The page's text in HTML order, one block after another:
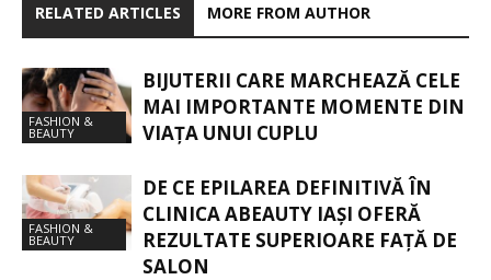
RELATED ARTICLES MORE FROM AUTHOR
FASHION &
BEAUTY
BIJUTERII CARE MARCHEAZĂ CELE
MAI IMPORTANTE MOMENTE DIN
VIAȚA UNUI CUPLU
FASHION &
BEAUTY
DE CE EPILAREA DEFINITIVĂ ÎN
CLINICA ABEAUTY IAȘI OFERĂ
REZULTATE SUPERIOARE FAȚĂ DE
SALON